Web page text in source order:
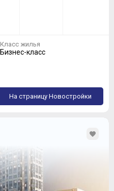
Класс жилья
Бизнес-класс
На страницу Новостройки